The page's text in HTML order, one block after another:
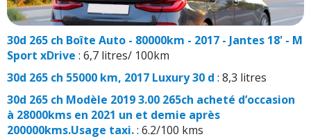
30d 265 ch Boîte Auto - 80000km - 2017 - Jantes 18' - M
Sport xDrive : 6,7 litres/ 100km
30d 265 ch 55000 km, 2017 Luxury 30 d : 8,3 litres
30d 265 ch Modèle 2019 3.00 265ch acheté d’occasion
à 28000kms en 2021 un et demie après
200000kms.Usage taxi.: 6.2/100 kms